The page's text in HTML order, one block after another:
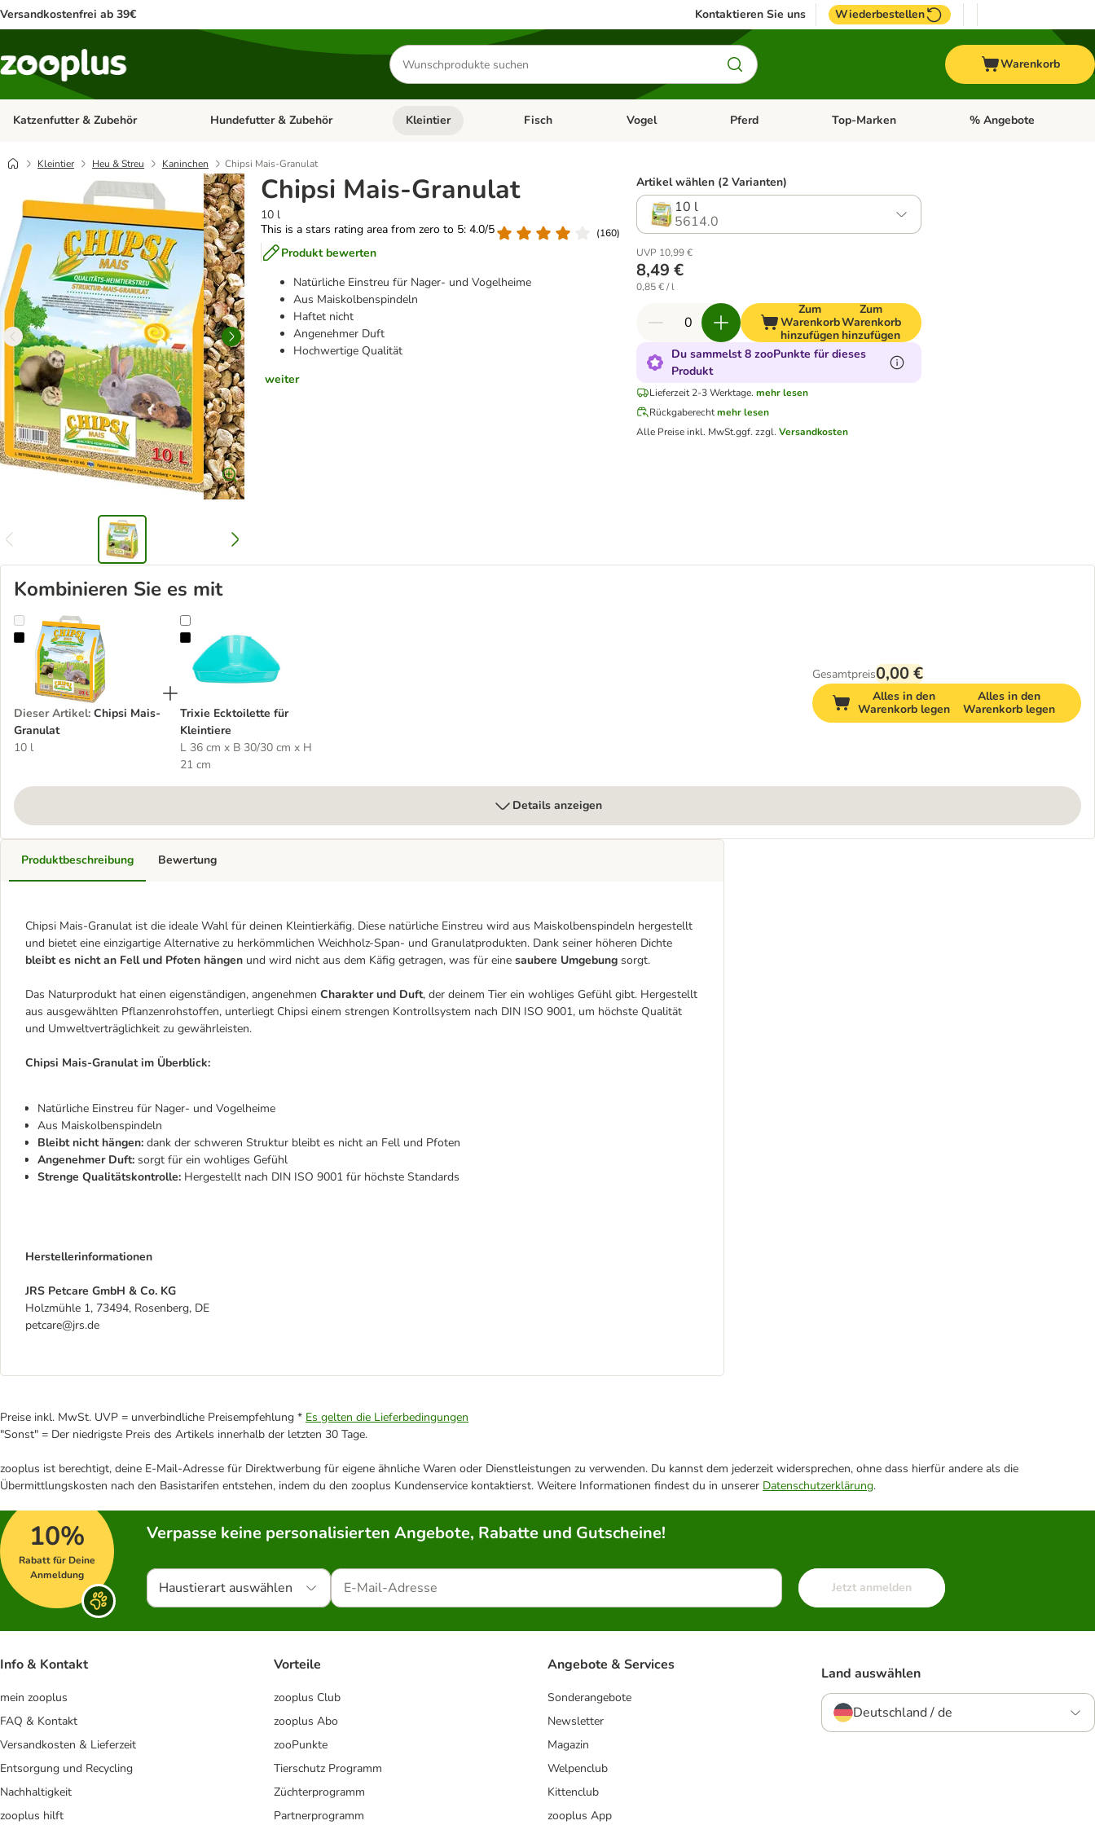
Versandkostenfrei ab 39€ Kontaktieren Sie uns Wiederbestellen
Produkte
suchen
Warenkorb
Katzenfutter & Zubehör Kategorie-Menü öffnen: Katzenfutter & Zubehör
Hundefutter & Zubehör Kategorie-Menü öffnen: Hundefutter & Zubehör
Kleintier Kategorie-Menü öffnen: Kleintier
Fisch Kategorie-Menü öffnen: Fisch
Vogel Kategorie-Menü öffnen: Vogel
Pferd Kategorie-Menü öffnen: Pferd
Top-Marken Kategorie-Menü öffnen:
% Angebote
Kleintier Heu & Streu Kaninchen Chipsi Mais-Granulat
Chipsi Mais-Granulat
10 l
This is a stars rating area from zero to 5: 4.0/5
(160)
Produkt bewerten
Natürliche Einstreu für Nager- und Vogelheime
Aus Maiskolbenspindeln
Haftet nicht
Angenehmer Duft
Hochwertige Qualität
weiter
Artikel wählen (2 Varianten)
10 l
5614.0
UVP 10,99 €
8,49 €
0,85 € / l
Zum
Warenkorb
hinzufügen
Zum
Warenkorb
hinzufügen
Du sammelst 8 zooPunkte für dieses
Produkt
Lieferzeit 2-3 Werktage. mehr lesen
Rückgaberecht mehr lesen
Alle Preise inkl. MwSt.ggf. zzgl. Versandkosten
Kombinieren Sie es mit
Chipsi Mais-Granulat
Dieser Artikel: Chipsi Mais-
Granulat
10 l
Trixie Ecktoilette für Kleintiere
Trixie Ecktoilette für
Kleintiere
L 36 cm x B 30/30 cm x H
21 cm
Gesamtpreis0,00 €
Alles in den
Warenkorb legen
Alles in den
Warenkorb legen
Details anzeigen
Produktbeschreibung
Chipsi Mais-Granulat ist die ideale Wahl für deinen Kleintierkäfig. Diese natürliche Einstreu wird aus Maiskolbenspindeln hergestellt
und bietet eine einzigartige Alternative zu herkömmlichen Weichholz-Span- und Granulatprodukten. Dank seiner höheren Dichte
bleibt es nicht an Fell und Pfoten hängen und wird nicht aus dem Käfig getragen, was für eine saubere Umgebung sorgt.
Das Naturprodukt hat einen eigenständigen, angenehmen Charakter und Duft, der deinem Tier ein wohliges Gefühl gibt. Hergestellt
aus ausgewählten Pflanzenrohstoffen, unterliegt Chipsi einem strengen Kontrollsystem nach DIN ISO 9001, um höchste Qualität
und Umweltverträglichkeit zu gewährleisten.
Chipsi Mais-Granulat im Überblick:
Natürliche Einstreu für Nager- und Vogelheime
Aus Maiskolbenspindeln
Bleibt nicht hängen: dank der schweren Struktur bleibt es nicht an Fell und Pfoten
Angenehmer Duft: sorgt für ein wohliges Gefühl
Strenge Qualitätskontrolle: Hergestellt nach DIN ISO 9001 für höchste Standards
Herstellerinformationen
JRS Petcare GmbH & Co. KG
Holzmühle 1, 73494, Rosenberg, DE
petcare@jrs.de
Bewertung
Preise inkl. MwSt. UVP = unverbindliche Preisempfehlung * Es gelten die Lieferbedingungen
"Sonst" = Der niedrigste Preis des Artikels innerhalb der letzten 30 Tage.
zooplus ist berechtigt, deine E-Mail-Adresse für Direktwerbung für eigene ähnliche Waren oder Dienstleistungen zu verwenden. Du kannst dem jederzeit widersprechen, ohne dass hierfür andere als die
Übermittlungskosten nach den Basistarifen entstehen, indem du den zooplus Kundenservice kontaktierst. Weitere Informationen findest du in unserer Datenschutzerklärung.
10%
Rabatt für Deine
Anmeldung
Verpasse keine personalisierten Angebote, Rabatte und Gutscheine!
Haustierart auswählen Jetzt anmelden
Info & Kontakt
mein zooplus
FAQ & Kontakt
Versandkosten & Lieferzeit
Entsorgung und Recycling
Nachhaltigkeit
zooplus hilft
Vorteile
zooplus Club
zooplus Abo
zooPunkte
Tierschutz Programm
Züchterprogramm
Partnerprogramm
Angebote & Services
Sonderangebote
Newsletter
Magazin
Welpenclub
Kittenclub
zooplus App
Land auswählen
Deutschland / de